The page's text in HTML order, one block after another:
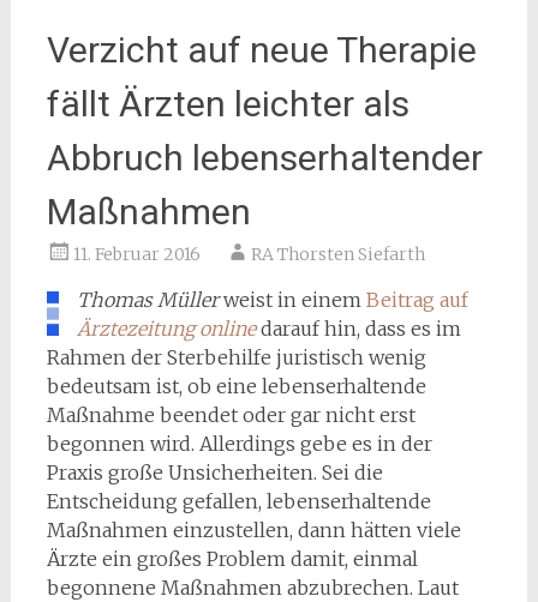
Verzicht auf neue Therapie
fällt Ärzten leichter als
Abbruch lebenserhaltender
Maßnahmen
11. Februar 2016 RA Thorsten Siefarth
Thomas Müllerweist in einem Beitrag auf
Ärztezeitung onlinedarauf hin, dass es im
Rahmen der Sterbehilfe juristisch wenig
bedeutsam ist, ob eine lebenserhaltende
Maßnahme beendet oder gar nicht erst
begonnen wird. Allerdings gebe es in der
Praxis große Unsicherheiten. Sei die
Entscheidung gefallen, lebenserhaltende
Maßnahmen einzustellen, dann hätten viele
Ärzte ein großes Problem damit, einmal
begonnene Maßnahmen abzubrechen. Laut